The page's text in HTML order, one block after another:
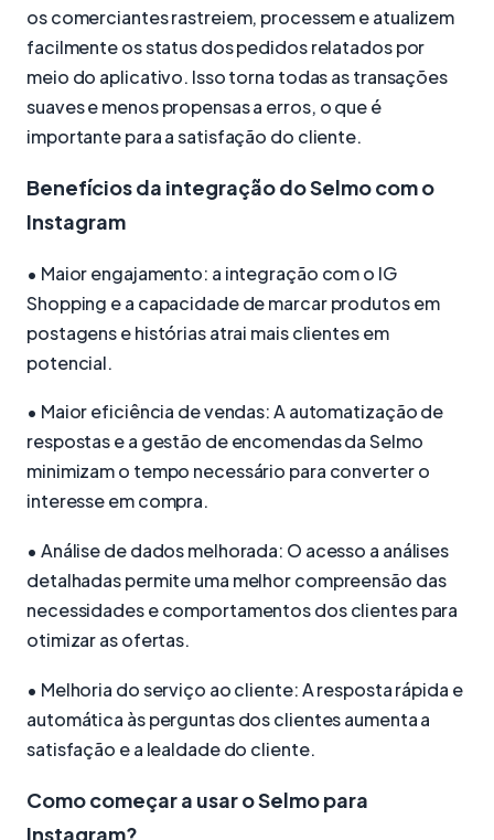
os comerciantes rastreiem, processem e atualizem
facilmente os status dos pedidos relatados por
meio do aplicativo. Isso torna todas as transações
suaves e menos propensas a erros, o que é
importante para a satisfação do cliente.
Benefícios da integração do Selmo com o
Instagram
• Maior engajamento: a integração com o IG
Shopping e a capacidade de marcar produtos em
postagens e histórias atrai mais clientes em
potencial.
• Maior eficiência de vendas: A automatização de
respostas e a gestão de encomendas da Selmo
minimizam o tempo necessário para converter o
interesse em compra.
• Análise de dados melhorada: O acesso a análises
detalhadas permite uma melhor compreensão das
necessidades e comportamentos dos clientes para
otimizar as ofertas.
• Melhoria do serviço ao cliente: A resposta rápida e
automática às perguntas dos clientes aumenta a
satisfação e a lealdade do cliente.
Como começar a usar o Selmo para
Instagram?